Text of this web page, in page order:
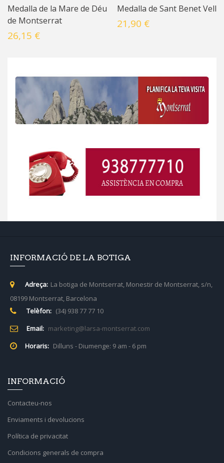
Medalla de la Mare de Déu
de Montserrat
26,15 €
Medalla de Sant Benet Vell
21,90 €
INFORMACIÓ DE LA BOTIGA
Adreça: La botiga de Montserrat, Monestir de Montserrat, s/n,
08199 Montserrat, Barcelona
Telèfon: (34) 938 77 77 10
Email: marketing@larsa-montserrat.com
Horaris: Dilluns - Diumenge: 9 am - 6 pm
INFORMACIÓ
Contacteu-nos
Enviaments i devolucions
Política de privacitat
Condicions generals de compra